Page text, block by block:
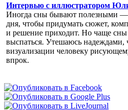
Интервью с иллюстратором
Иногда сны бывают полезными —
дня, чтобы придумать сюжет,
и решение приходит. Но чаще
выспаться. Утешаюсь надеждами,
визуализации человеку
впрок.